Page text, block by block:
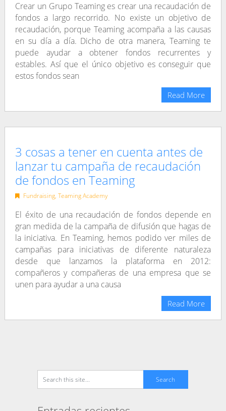
Crear un Grupo Teaming es crear una recaudación de
fondos a largo recorrido. No existe un objetivo de
recaudación, porque Teaming acompaña a las causas
en su día a día. Dicho de otra manera, Teaming te
puede ayudar a obtener fondos recurrentes y
estables. Así que el único objetivo es conseguir que
estos fondos sean
Read More
3 cosas a tener en cuenta antes de
lanzar tu campaña de recaudación
de fondos en Teaming
Fundraising, Teaming Academy
El éxito de una recaudación de fondos depende en
gran medida de la campaña de difusión que hagas de
la iniciativa. En Teaming, hemos podido ver miles de
campañas para iniciativas de diferente naturaleza
desde que lanzamos la plataforma en 2012:
compañeros y compañeras de una empresa que se
unen para ayudar a una causa
Read More